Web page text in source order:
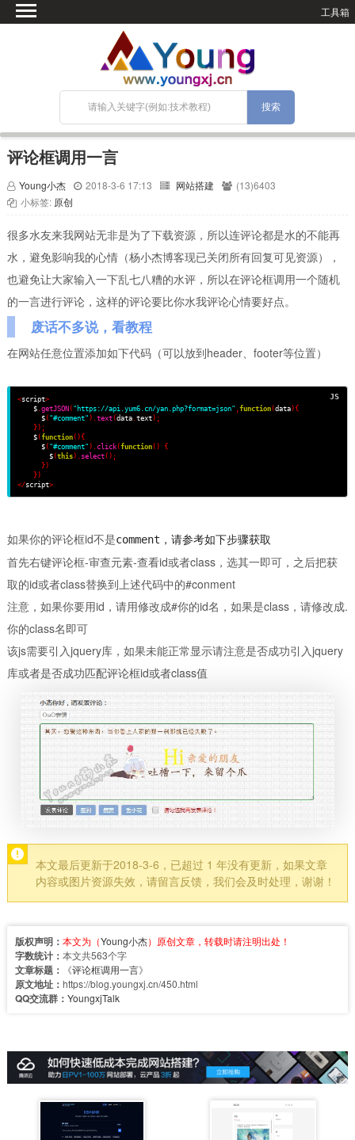
工具箱
网站搭建
关于Blog
宝塔面板
评论框调用一言
Young小杰 2018-3-6 17:13 网站搭建
(13)6403
小标签: 原创
很多水友来我网站无非是为了下载资源，所以连评论都是水的不能再
水，避免影响我的心情（杨小杰博客现已关闭所有回复可见资源），
也避免让大家输入一下乱七八糟的水评，所以在评论框调用一个随机
的一言进行评论，这样的评论要比你水我评论心情要好点。
废话不多说，看教程
在网站任意位置添加如下代码（可以放到header、footer等位置）
<script>
    $
.getJSON ( "https://api.yum6.cn/yan.php?format=json" ,function (data ) {
      $
( "#comment" ).text (data .text );
} );
    $
(function () {
      $
( "#comment" ).click (function ()
{
        $
(this ). select ();
} )
} )
</script>
如果你的评论框id不是comment，请参考如下步骤获取
首先右键评论框-审查元素-查看id或者class，选其一即可，之后把获
取的id或者class替换到上述代码中的#conment
注意，如果你要用id，请用修改成#你的id名，如果是class，请修改成.
你的class名即可
该js需要引入jquery库，如果未能正常显示请注意是否成功引入jquery
库或者是否成功匹配评论框id或者class值
本文最后更新于2018-3-6，已超过 1 年没有更新，如果文章
内容或图片资源失效，请留言反馈，我们会及时处理，谢谢！
版权声明： 本文为（Young小杰）原创文章，转载时请注明出处！
字数统计： 本文共563个字
文章标题： 《评论框调用一言》
原文地址： https://blog.youngxj.cn/450.html
QQ交流群： YoungxjTalk